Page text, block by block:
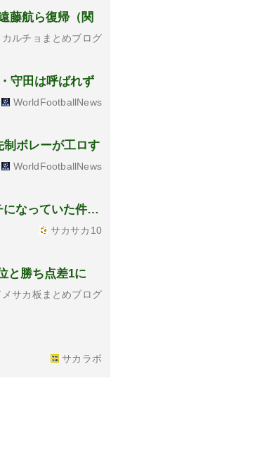
藤航ら復帰（関
ルチョまとめブログ
守田は呼ばれず
WorldFootballNews
ボレーが工ロす
WorldFootballNews
になっていた件…
サカサカ10
と勝ち点差1に
サカ板まとめブログ
サカラボ